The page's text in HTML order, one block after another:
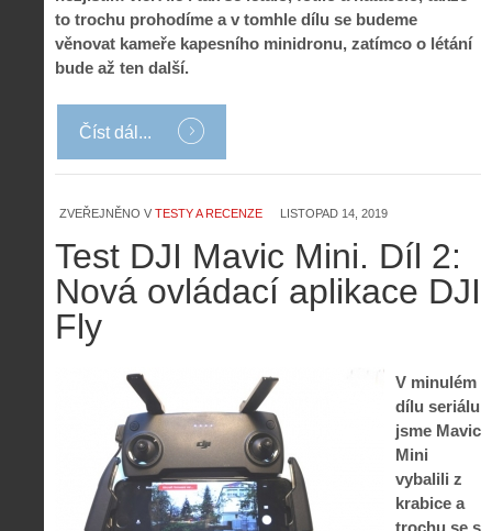
to trochu prohodíme a v tomhle dílu se budeme
věnovat kameře kapesního minidronu, zatímco o létání
bude až ten další.
Číst dál...
ZVEŘEJNĚNO V TESTY A RECENZE LISTOPAD 14, 2019
Test DJI Mavic Mini. Díl 2:
Nová ovládací aplikace DJI
Fly
V minulém
dílu seriálu
jsme Mavic
Mini
vybalili z
krabice a
trochu se s